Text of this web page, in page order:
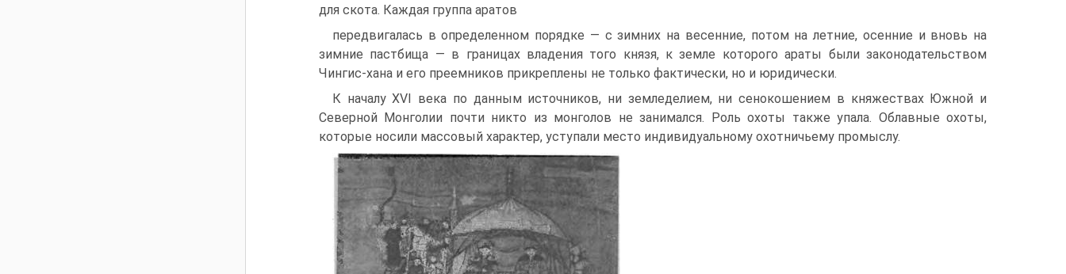
для скота. Каждая группа аратов
передвигалась в определенном порядке — с зимних на весенние, потом на летние, осенние и вновь на
зимние пастбища — в границах владения того князя, к земле которого араты были законодательством
Чингис-хана и его преемников прикреплены не только фактически, но и юридически.
К началу XVI века по данным источников, ни земледелием, ни сенокошением в княжествах Южной и
Северной Монголии почти никто из монголов не занимался. Роль охоты также упала. Облавные охо­ты,
которые носили массовый характер, уступали мес­то индивидуальному охотничьему промыслу.